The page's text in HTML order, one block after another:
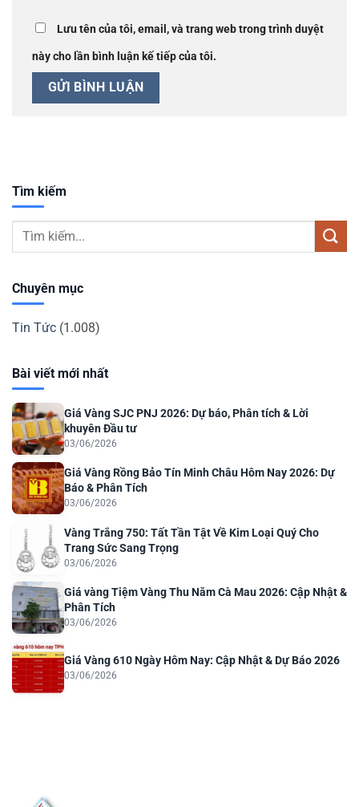
Lưu tên của tôi, email, và trang web trong trình duyệt
này cho lần bình luận kế tiếp của tôi.
Tìm kiếm
Chuyên mục
Tin Tức (1.008)
Bài viết mới nhất
Giá Vàng SJC PNJ 2026: Dự báo, Phân tích & Lời
khuyên Đầu tư
03/06/2026
Giá Vàng Rồng Bảo Tín Minh Châu Hôm Nay 2026: Dự
Báo & Phân Tích
03/06/2026
Vàng Trắng 750: Tất Tần Tật Về Kim Loại Quý Cho
Trang Sức Sang Trọng
03/06/2026
Giá vàng Tiệm Vàng Thu Năm Cà Mau 2026: Cập Nhật &
Phân Tích
03/06/2026
Giá Vàng 610 Ngày Hôm Nay: Cập Nhật & Dự Báo 2026
03/06/2026